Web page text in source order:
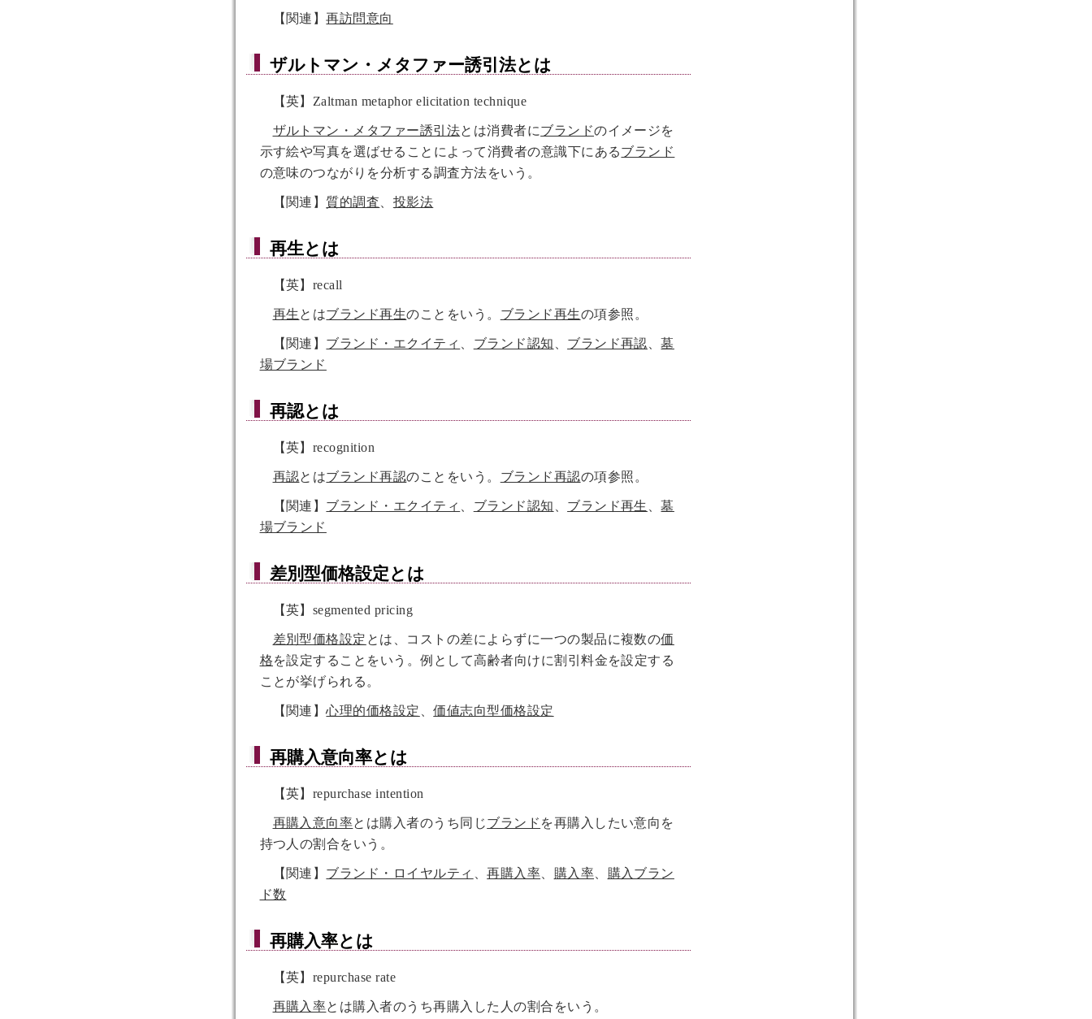
【関連】再訪問意向
ザルトマン・メタファー誘引法とは
【英】Zaltman metaphor elicitation technique
ザルトマン・メタファー誘引法とは消費者にブランドのイメージを
示す絵や写真を選ばせることによって消費者の意識下にあるブランド
の意味のつながりを分析する調査方法をいう。
【関連】 質的調査 投影法
再生とは
【英】recall
再生とはブランド再生のことをいう。 ブランド再生の項参照。
【関連】 ブランド・エクイティ ブランド認知 ブランド再認 、墓
場ブランド
再認とは
【英】recognition
再認とはブランド再認のことをいう。 ブランド再認の項参照。
【関連】 ブランド・エクイティ ブランド認知 ブランド再生 、墓
場ブランド
差別型価格設定とは
【英】segmented pricing
差別型価格設定 とは、コストの差によらずに一つの製品に複数の価
格を設定することをいう。例として高齢者向けに割引料金を設定する
ことが挙げられる。
【関連】心理的価格設定 、価値志向型価格設定
再購入意向率とは
【英】repurchase intention
再購入意向率とは購入者のうち同じブランド を再購入したい意向を
持つ人の割合をいう。
【関連】 ブランド・ロイヤルティ 、再購入率 購入率
購入ブラン
ド数
再購入率とは
【英】repurchase rate
再購入率とは購入者のうち再購入した人の割合をいう。